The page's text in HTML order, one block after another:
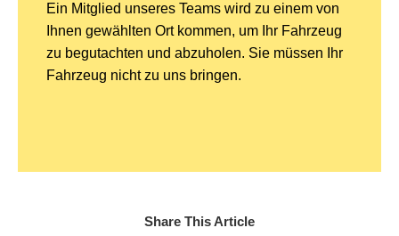
Ein Mitglied unseres Teams wird zu einem von
Ihnen gewählten Ort kommen, um Ihr Fahrzeug
zu begutachten und abzuholen. Sie müssen Ihr
Fahrzeug nicht zu uns bringen.
Share This Article